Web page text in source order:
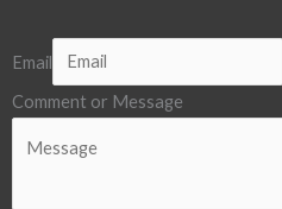
Email
Comment or Message